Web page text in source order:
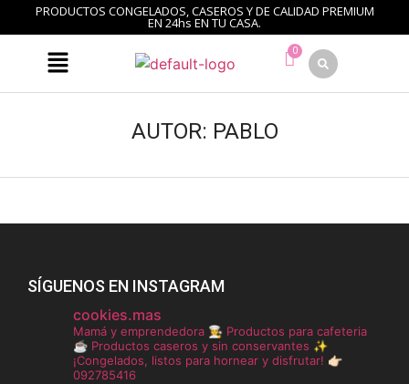
PRODUCTOS CONGELADOS, CASEROS Y DE CALIDAD PREMIUM
EN 24hs EN TU CASA.
AUTOR: PABLO
SÍGUENOS EN INSTAGRAM
cookies.mas
Mamá y emprendedora 👩‍🍳 Productos para cafeteria
☕️ Productos caseros y sin conservantes ✨
¡Congelados, listos para hornear y disfrutar! 👉🏻
092785416